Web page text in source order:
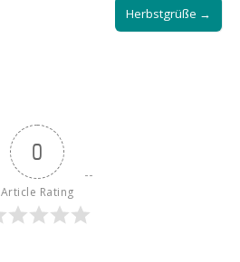
Herbstgrüße →
0
Article Rating